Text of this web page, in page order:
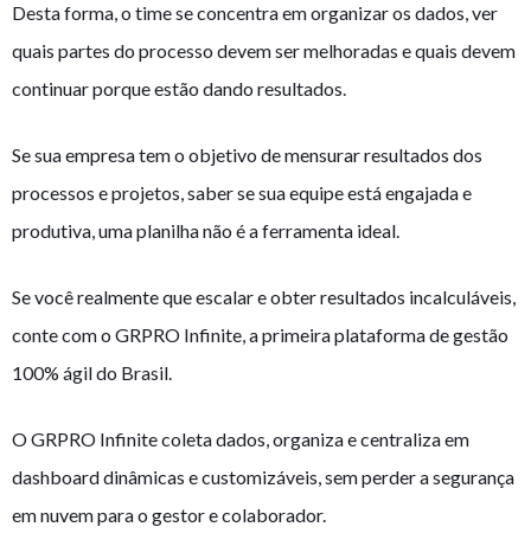
Desta forma, o time se concentra em organizar os dados, ver
quais partes do processo devem ser melhoradas e quais devem
continuar porque estão dando resultados.
Se sua empresa tem o objetivo de mensurar resultados dos
processos e projetos, saber se sua equipe está engajada e
produtiva, uma planilha não é a ferramenta ideal.
Se você realmente que escalar e obter resultados incalculáveis,
conte com o GRPRO Infinite, a primeira plataforma de gestão
100% ágil do Brasil.
O GRPRO Infinite coleta dados, organiza e centraliza em
dashboard dinâmicas e customizáveis, sem perder a segurança
em nuvem para o gestor e colaborador.